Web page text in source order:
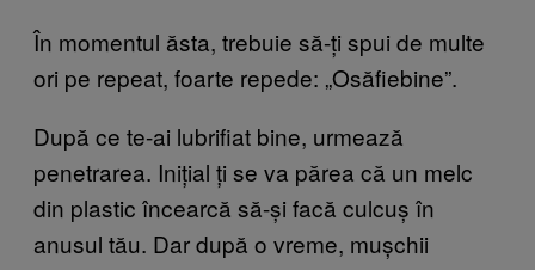
În momentul ăsta, trebuie să-ți spui de multe
ori pe repeat, foarte repede: „Osăfiebine”.
După ce te-ai lubrifiat bine, urmează
penetrarea. Inițial ți se va părea că un melc
din plastic încearcă să-și facă culcuș în
anusul tău. Dar după o vreme, mușchii